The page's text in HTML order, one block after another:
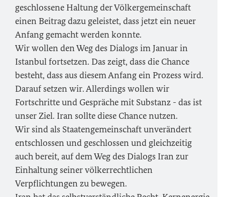
geschlossene Haltung der Völkergemeinschaft
einen Beitrag dazu geleistet, dass jetzt ein neuer
Anfang gemacht werden konnte.
Wir wollen den Weg des Dialogs im Januar in
Istanbul fortsetzen. Das zeigt, dass die Chance
besteht, dass aus diesem Anfang ein Prozess wird.
Darauf setzen wir. Allerdings wollen wir
Fortschritte und Gespräche mit Substanz - das ist
unser Ziel. Iran sollte diese Chance nutzen.
Wir sind als Staatengemeinschaft unverändert
entschlossen und geschlossen und gleichzeitig
auch bereit, auf dem Weg des Dialogs Iran zur
Einhaltung seiner völkerrechtlichen
Verpflichtungen zu bewegen.